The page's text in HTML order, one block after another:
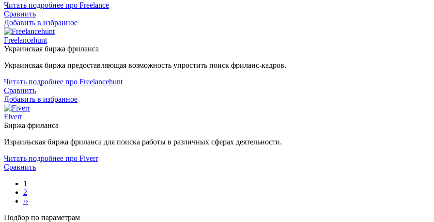
Читать подробнее про Freelance
Сравнить
Добавить в избранное
Freelancehunt
Украинская биржа фриланса
Украинская биржа предоставляющая возможность упростить поиск фриланс-кадров.
Читать подробнее про Freelancehunt
Сравнить
Добавить в избранное
Fiverr
Биржа фриланса
Израильская биржа фриланса для поиска работы в различных сферах деятельности.
Читать подробнее про Fiverr
Сравнить
1
2
››
Подбор по параметрам